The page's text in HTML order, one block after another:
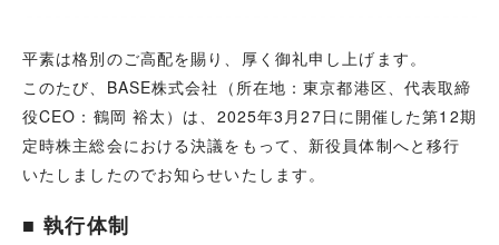
平素は格別のご高配を賜り、厚く御礼申し上げます。
このたび、BASE株式会社（所在地：東京都港区、代表取締
役CEO：鶴岡 裕太）は、 2025年3月27日に開催した第12期
定時株主総会における決議をもって、新役員体制へと移行
いたしましたのでお知らせいたします。
■ 執行体制